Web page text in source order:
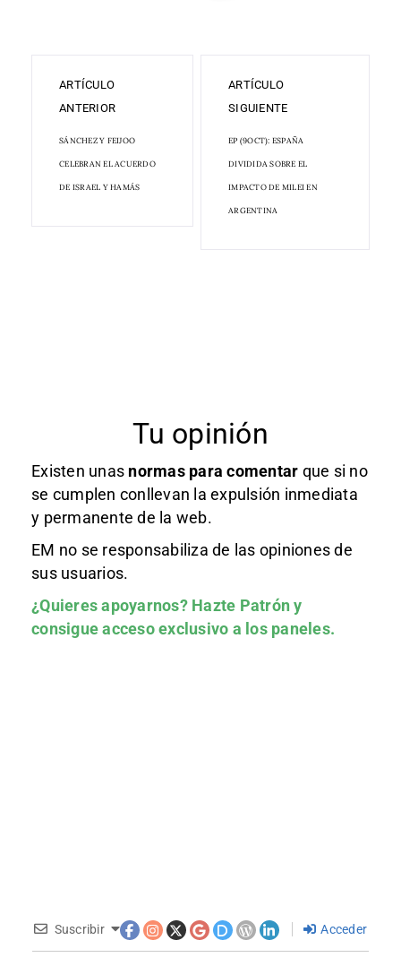
ARTÍCULO
ANTERIOR
SÁNCHEZ Y FEIJOO
CELEBRAN EL ACUERDO
DE ISRAEL Y HAMÁS
ARTÍCULO
SIGUIENTE
EP (9OCT): ESPAÑA
DIVIDIDA SOBRE EL
IMPACTO DE MILEI EN
ARGENTINA
Tu opinión
Existen unas normas para comentar que si no
se cumplen conllevan la expulsión inmediata
y permanente de la web.
EM no se responsabiliza de las opiniones de
sus usuarios.
¿Quieres apoyarnos? Hazte Patróny
consigue acceso exclusivo a los paneles.
Suscribir Acceder